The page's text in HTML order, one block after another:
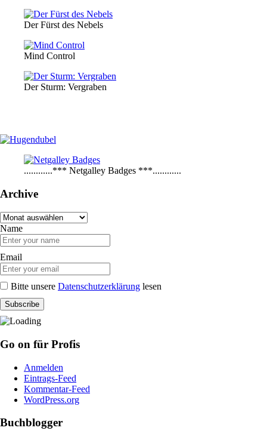
Der Fürst des Nebels
Mind Control
Der Sturm: Vergraben
............*** Netgalley Badges ***............
Archive
Archive
Name
Email
Bitte unsere Datenschutzerklärung lesen
Go on für Profis
Anmelden
Eintrags-Feed
Kommentar-Feed
WordPress.org
Buchblogger